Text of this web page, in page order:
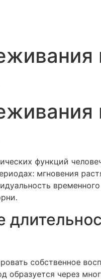
функций
мгновения
собственное
образуется через